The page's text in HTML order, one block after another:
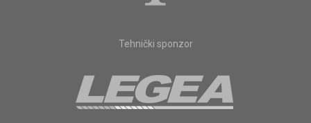
Tehnički sponzor